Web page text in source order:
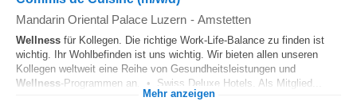
Mandarin Oriental Palace Luzern - Amstetten
Wellness für Kollegen. Die richtige Work-Life-Balance zu finden ist
wichtig. Ihr Wohlbefinden ist uns wichtig. Wir bieten allen unseren
Kollegen weltweit eine Reihe von Gesundheitsleistungen und
Wellness-Programmen an. • Swiss Deluxe Hotels. Als Mitglied...
Mehr anzeigen